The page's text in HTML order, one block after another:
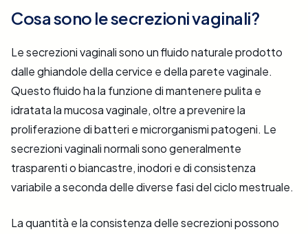
Cosa sono le secrezioni vaginali?
Le secrezioni vaginali sono un fluido naturale prodotto
dalle ghiandole della cervice e della parete vaginale.
Questo fluido ha la funzione di mantenere pulita e
idratata la mucosa vaginale, oltre a prevenire la
proliferazione di batteri e microrganismi patogeni. Le
secrezioni vaginali normali sono generalmente
trasparenti o biancastre, inodori e di consistenza
variabile a seconda delle diverse fasi del ciclo mestruale.
La quantità e la consistenza delle secrezioni possono